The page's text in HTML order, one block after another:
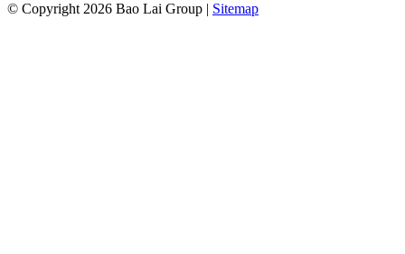
© Copyright 2026 Bao Lai Group | Sitemap